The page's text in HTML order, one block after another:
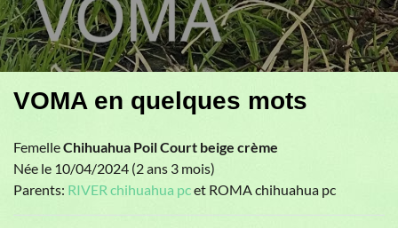
VOMA en quelques mots
FemelleChihuahua Poil Court beige crème
Née le 10/04/2024 (2 ans 3 mois)
Parents: RIVER chihuahua pcet ROMA chihuahua pc